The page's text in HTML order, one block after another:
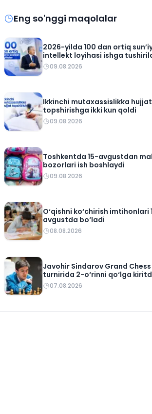
Eng so'nggi maqolalar
2026-yilda 100 dan ortiq
intellekt loyihasi ishga
09.08.2026
Ikkinchi mutaxassislikka hujjat
topshirishga ikki kun qoldi
09.08.2026
Toshkentda 15-avgustdan
bozorlari ish boshlaydi
09.08.2026
O‘qishni ko‘chirish imtihonlari
avgustda bo‘ladi
08.08.2026
Javohir Sindarov Grand
turnirida 2-o‘rinni qo‘lga
07.08.2026